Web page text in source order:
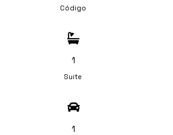
Código
1
Suite
1